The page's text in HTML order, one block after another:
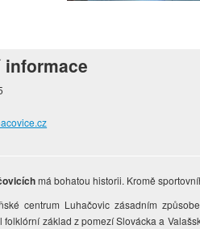
má bohatou historii. Kromě
centrum Luhačovic zásadním
folklórní základ z pomezí Slovácka a